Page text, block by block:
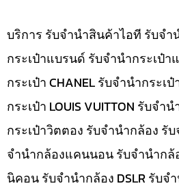
บริการ รับจำนำสินค้าไอที รับจำ
กระเป๋าแบรนด์ รับจำนำกระเป๋
กระเป๋า CHANEL รับจำนำกระเ
กระเป๋า LOUIS VUITTON รับจ
กระเป๋าวิตตอง รับจำนำกล้อง รั
จำนำกล้องแคนนอน รับจำนำกล้
นิคอน รับจำนำกล้อง DSLR รับจ